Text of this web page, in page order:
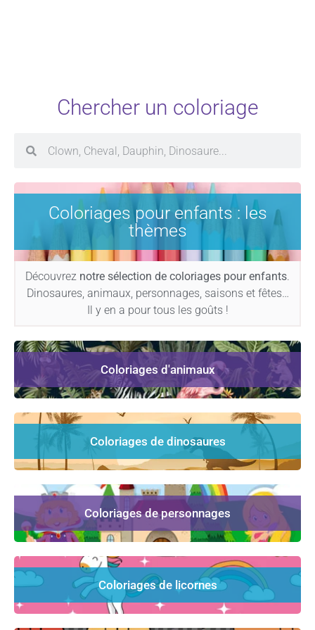
Chercher un coloriage
Coloriages pour enfants : les
thèmes
Découvrez notre sélection de coloriages pour enfants.
Dinosaures, animaux, personnages, saisons et fêtes…
Il y en a pour tous les goûts !
Coloriages d'animaux
Coloriages de dinosaures
Coloriages de personnages
Coloriages de licornes